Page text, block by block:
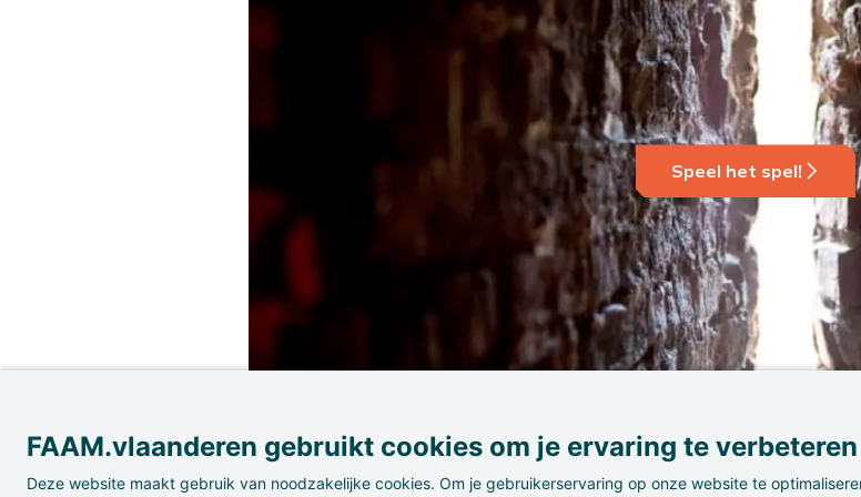
Speel het spel!
FAAM.vlaanderen gebruikt cookies om je ervaring te verbeteren
Deze website maakt gebruik van noodzakelijke cookies. Om je gebruikerservaring op onze website te